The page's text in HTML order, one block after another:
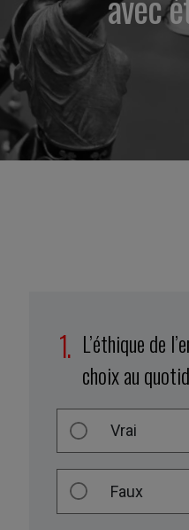
L’éthique de
choix au
Vrai
Faux